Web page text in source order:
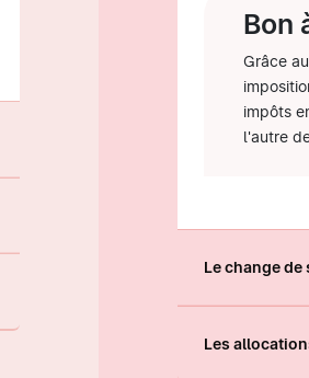
Bon
Grâce
impôts
l'autre
Le change de
Les